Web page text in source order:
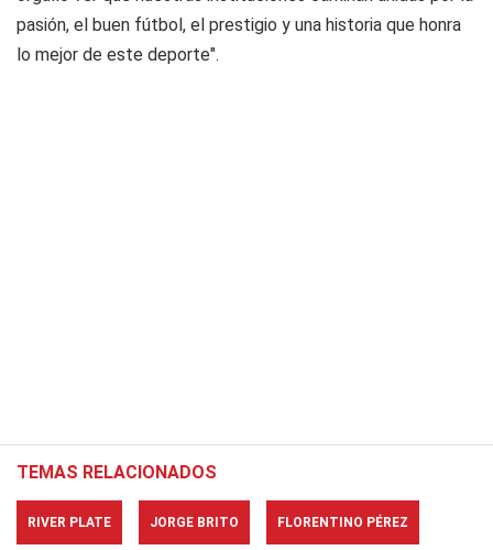
pasión, el buen fútbol, el prestigio y una historia que honra
lo mejor de este deporte".
TEMAS RELACIONADOS
RIVER PLATE JORGE BRITO FLORENTINO PÉREZ